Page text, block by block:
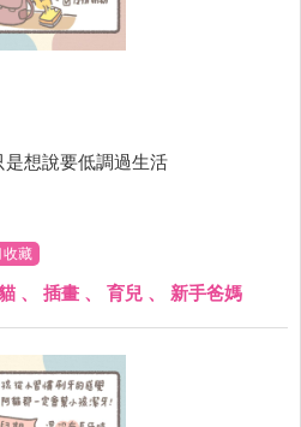
想說要低調過生活
收藏
、 插畫 、 育兒 、 新手爸媽